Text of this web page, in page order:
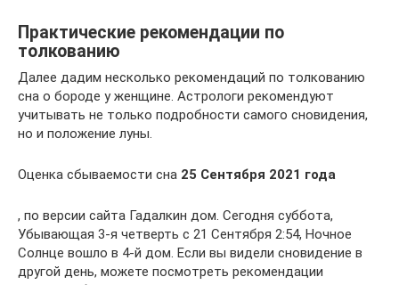
Практические рекомендации по
толкованию
Далее дадим несколько рекомендаций по толкованию
сна о бороде у женщине. Астрологи рекомендуют
учитывать не только подробности самого сновидения,
но и положение луны.
Оценка сбываемости сна 25 Сентября 2021 года
, по версии сайта Гадалкин дом. Сегодня суббота,
Убывающая 3-я четверть с 21 Сентября 2:54, Ночное
Солнце вошло в 4-й дом. Если вы видели сновидение в
другой день, можете посмотреть рекомендации